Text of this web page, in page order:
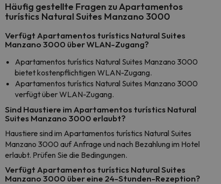
Häufig gestellte Fragen zu Apartamentos
turístics Natural Suites Manzano 3000
Verfügt Apartamentos turístics Natural Suites
Manzano 3000 über WLAN-Zugang?
Apartamentos turístics Natural Suites Manzano 3000
bietet kostenpflichtigen WLAN-Zugang.
Apartamentos turístics Natural Suites Manzano 3000
verfügt über WLAN-Zugang.
Sind Haustiere im Apartamentos turístics Natural
Suites Manzano 3000 erlaubt?
Haustiere sind im Apartamentos turístics Natural Suites
Manzano 3000 auf Anfrage und nach Bezahlung im Hotel
erlaubt. Prüfen Sie die Bedingungen.
Verfügt Apartamentos turístics Natural Suites
Manzano 3000 über eine 24-Stunden-Rezeption?